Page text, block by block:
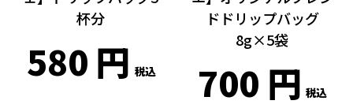
杯分
580 税込
ドドリップバッグ
8g×5袋
700 税込